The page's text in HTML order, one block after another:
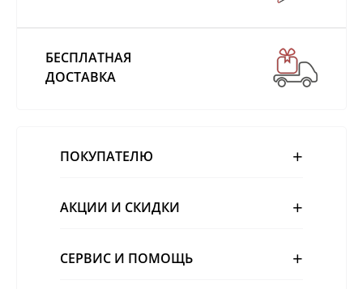
БЕСПЛАТНАЯ
ДОСТАВКА
ПОКУПАТЕЛЮ
АКЦИИ И СКИДКИ
СЕРВИС И ПОМОЩЬ